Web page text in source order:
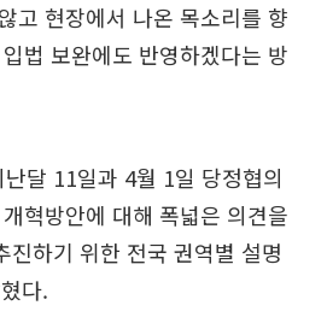
고 현장에서 나온 목소리를 향
법 보완에도 반영하겠다는 방
달 11일과 4월 1일 당정협의
혁방안에 대해 폭넓은 의견을
진하기 위한 전국 권역별 설명
다.